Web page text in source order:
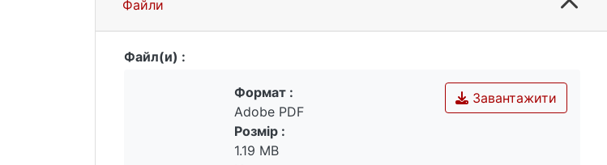
Файли
Файл(и) :
Завантажити
Формат :
Adobe PDF
Розмір :
1.19 MB